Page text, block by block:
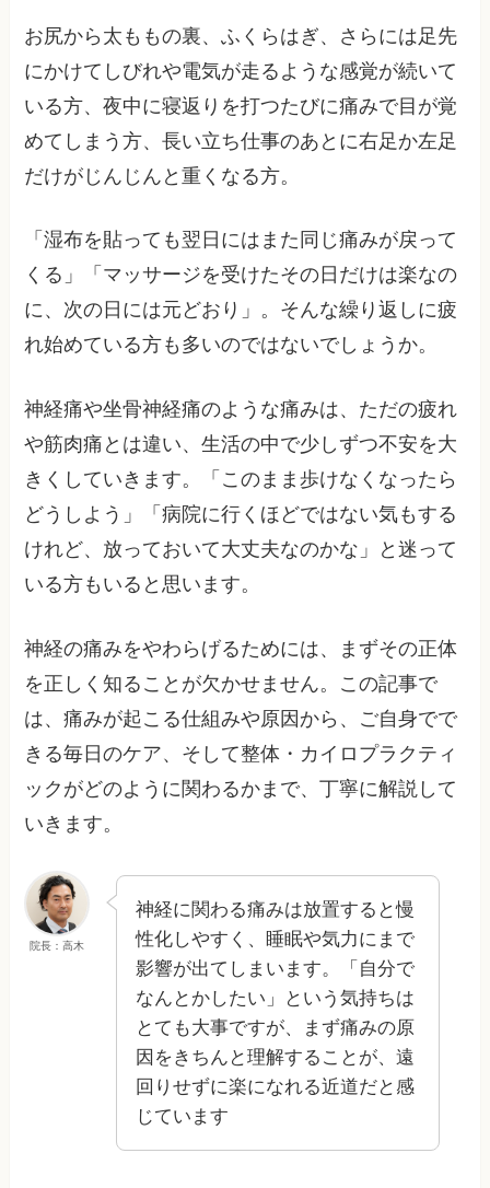
お尻から太ももの裏、ふくらはぎ、さらには足先
にかけてしびれや電気が走るような感覚が続いて
いる方、夜中に寝返りを打つたびに痛みで目が覚
めてしまう方、長い立ち仕事のあとに右足か左足
だけがじんじんと重くなる方。
「湿布を貼っても翌日にはまた同じ痛みが戻って
くる」「マッサージを受けたその日だけは楽なの
に、次の日には元どおり」。そんな繰り返しに疲
れ始めている方も多いのではないでしょうか。
神経痛や坐骨神経痛のような痛みは、ただの疲れ
や筋肉痛とは違い、生活の中で少しずつ不安を大
きくしていきます。「このまま歩けなくなったら
どうしよう」「病院に行くほどではない気もする
けれど、放っておいて大丈夫なのかな」と迷って
いる方もいると思います。
神経の痛みをやわらげるためには、まずその正体
を正しく知ることが欠かせません。この記事で
は、痛みが起こる仕組みや原因から、ご自身でで
きる毎日のケア、そして整体・カイロプラクティ
ックがどのように関わるかまで、丁寧に解説して
いきます。
院長：高木
神経に関わる痛みは放置すると慢
性化しやすく、睡眠や気力にまで
影響が出てしまいます。「自分で
なんとかしたい」という気持ちは
とても大事ですが、まず痛みの原
因をきちんと理解することが、遠
回りせずに楽になれる近道だと感
じています